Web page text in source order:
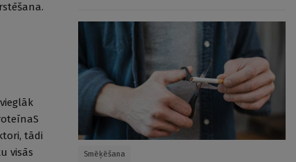
tādi
visās
Smēķēšana